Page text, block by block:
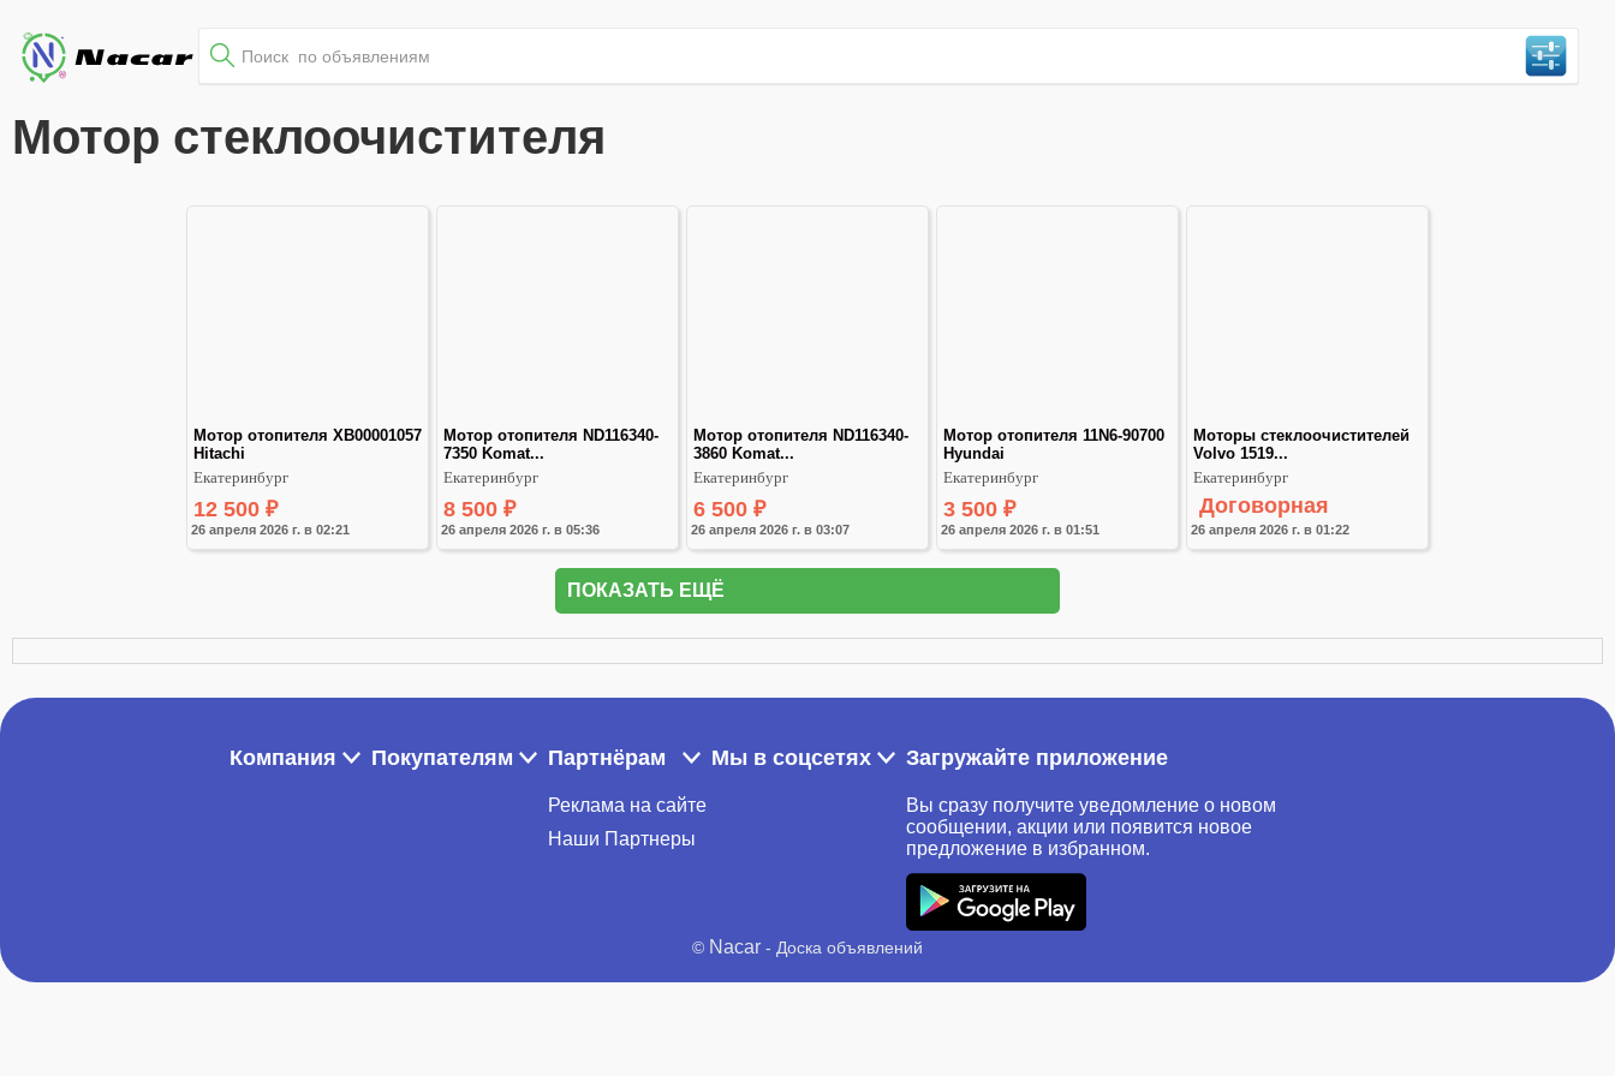
Мотор стеклоочистителя
26 апреля 2026 г. в 02:21
Мотор отопителя XB00001057
Hitachi
Екатеринбург
12 500 ₽
26 апреля 2026 г. в 05:36
Мотор отопителя ND116340-
7350 Komat...
Екатеринбург
8 500 ₽
26 апреля 2026 г. в 03:07
Мотор отопителя ND116340-
3860 Komat...
Екатеринбург
6 500 ₽
26 апреля 2026 г. в 01:51
Мотор отопителя 11N6-90700
Hyundai
Екатеринбург
3 500 ₽
26 апреля 2026 г. в 01:22
Моторы стеклоочистителей
Volvo 1519...
Екатеринбург
Договорная
ПОКАЗАТЬ ЕЩЁ
Компания Покупателям Партнёрам
Реклама на сайте
Наши Партнеры
Мы в соцсетях Загружайте приложение
Вы сразу получите уведомление о новом
сообщении, акции или появится новое
предложение в избранном.
© Nacar - Доска объявлений